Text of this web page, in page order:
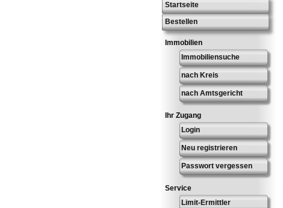
Startseite
Bestellen
Immobilien
Immobiliensuche
nach Kreis
nach Amtsgericht
Ihr Zugang
Login
Neu registrieren
Passwort vergessen
Service
Limit-Ermittler